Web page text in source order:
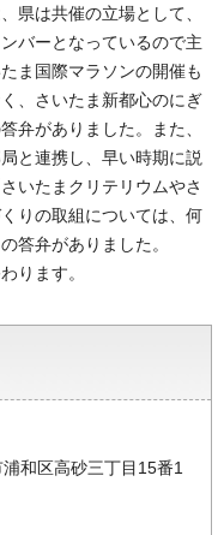
県は共催の立場として、
バーとなっているので主
ま国際マラソンの開催も
、さいたま新都心のにぎ
弁がありました。また、
と連携し、早い時期に説
いたまクリテリウムやさ
りの取組については、何
答弁がありました。
ります。
和区高砂三丁目15番1